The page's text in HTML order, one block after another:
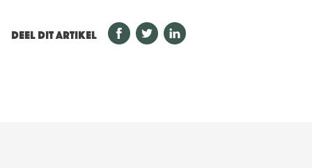
DEEL DIT ARTIKEL